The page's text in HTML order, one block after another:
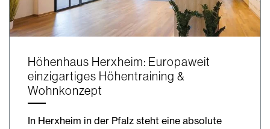
Höhenhaus Herxheim: Europaweit
einzigartiges Höhentraining &
Wohnkonzept
In Herxheim in der Pfalz steht eine absolute